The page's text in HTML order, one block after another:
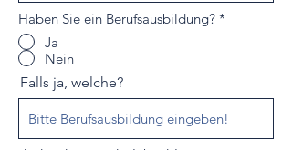
Haben Sie ein Berufsausbildung? *
Ja
Nein
Falls ja, welche?